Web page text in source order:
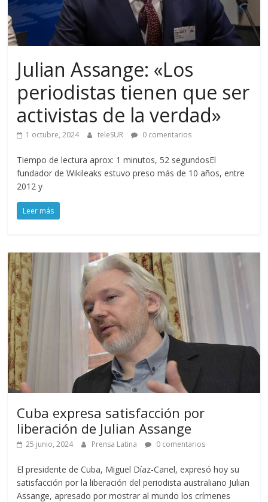
Julian Assange: «Los
periodistas tienen que ser
activistas de la verdad»
1 octubre, 2024 teleSUR 0 comentarios
Tiempo de lectura aprox: 1 minutos, 52 segundosEl
fundador de Wikileaks estuvo preso más de 10 años, entre
2012 y
Leer más
Cuba expresa satisfacción por
liberación de Julian Assange
25 junio, 2024 Prensa Latina 0 comentarios
El presidente de Cuba, Miguel Díaz-Canel, expresó hoy su
satisfacción por la liberación del periodista australiano Julian
Assange, apresado por mostrar al mundo los crímenes